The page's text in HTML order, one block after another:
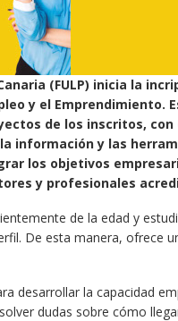
(FULP) inicia la
y el Emprendimiento.
de los inscritos, con
información y las
los objetivos
y profesionales
de la edad y
De esta manera, ofrece
desarrollar la capacidad
dudas sobre cómo